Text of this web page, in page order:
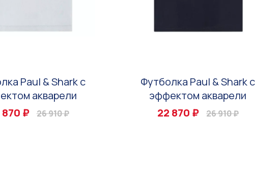
Paul & Shark с
акварели
₽
26 910 ₽
Футболка Paul & Shark с
эффектом акварели
22 870 ₽
26 910 ₽